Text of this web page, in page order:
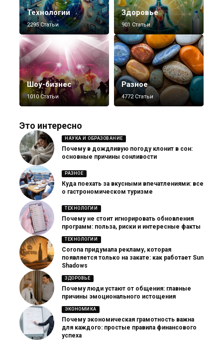
Технологии
2295 Статьи
Здоровье
901 Статьи
Шоу-бизнес
1010 Статьи
Разное
4772 Статьи
Это интересно
НАУКА И ОБРАЗОВАНИЕ
Почему в дождливую погоду клонит в сон:
основные причины сонливости
РАЗНОЕ
Куда поехать за вкусными впечатлениями: все
о гастрономическом туризме
ТЕХНОЛОГИИ
Почему не стоит игнорировать обновления
программ: польза, риски и интересные факты
ТЕХНОЛОГИИ
Corona придумала рекламу, которая
появляется только на закате: как работает Sun
Shadows
ЗДОРОВЬЕ
Почему люди устают от общения: главные
причины эмоционального истощения
ЭКОНОМИКА
Почему экономическая грамотность важна
для каждого: простые правила финансового
успеха